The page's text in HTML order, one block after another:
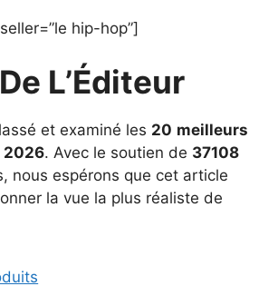
hip-hop”]
L’Éditeur
et examiné les 20 meilleurs
2026. Avec le soutien de 37108
nous espérons que cet article
la vue la plus réaliste de